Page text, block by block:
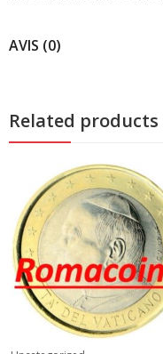
AVIS (0)
Related products